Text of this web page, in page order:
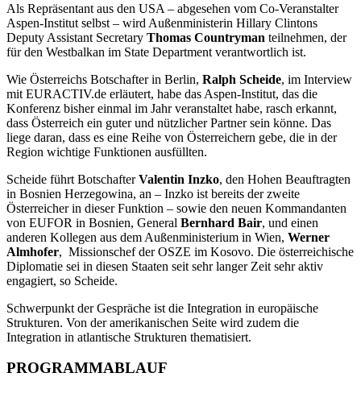
Als Repräsentant aus den USA – abgesehen vom Co-Veranstalter
Aspen-Institut selbst – wird Außenministerin Hillary Clintons
Deputy Assistant Secretary Thomas Countryman teilnehmen, der
für den Westbalkan im State Department verantwortlich ist.
Wie Österreichs Botschafter in Berlin, Ralph Scheide, im Interview
mit EURACTIV.de erläutert, habe das Aspen-Institut, das die
Konferenz bisher einmal im Jahr veranstaltet habe, rasch erkannt,
dass Österreich ein guter und nützlicher Partner sein könne. Das
liege daran, dass es eine Reihe von Österreichern gebe, die in der
Region wichtige Funktionen ausfüllten.
Scheide führt BotschafterValentin Inzko, den Hohen Beauftragten
in Bosnien Herzegowina, an – Inzko ist bereits der zweite
Österreicher in dieser Funktion – sowie den neuen Kommandanten
von EUFOR in Bosnien, General Bernhard Bair, und einen
anderen Kollegen aus dem Außenministerium in Wien, Werner
Almhofer, Missionschef der OSZE im Kosovo. Die österreichische
Diplomatie sei in diesen Staaten seit sehr langer Zeit sehr aktiv
engagiert, so Scheide.
Schwerpunkt der Gespräche ist die Integration in europäische
Strukturen. Von der amerikanischen Seite wird zudem die
Integration in atlantische Strukturen thematisiert.
PROGRAMMABLAUF